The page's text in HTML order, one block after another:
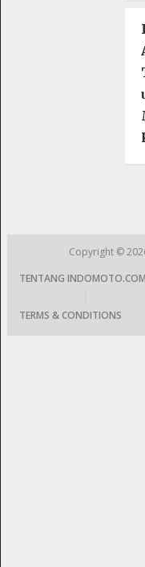
Copyright ©
TENTANG INDOMOTO.COM
TERMS & CONDITIONS